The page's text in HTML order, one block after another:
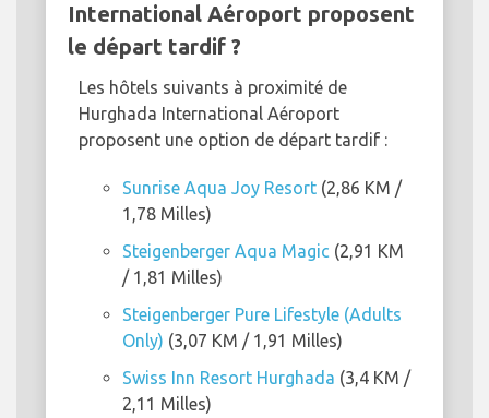
International Aéroport proposent
le départ tardif ?
Les hôtels suivants à proximité de
Hurghada International Aéroport
proposent une option de départ tardif :
Sunrise Aqua Joy Resort (2,86 KM /
1,78 Milles)
Steigenberger Aqua Magic (2,91 KM
/ 1,81 Milles)
Steigenberger Pure Lifestyle (Adults
Only) (3,07 KM / 1,91 Milles)
Swiss Inn Resort Hurghada (3,4 KM /
2,11 Milles)